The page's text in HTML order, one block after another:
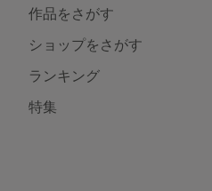
作品をさがす
ショップをさがす
ランキング
特集